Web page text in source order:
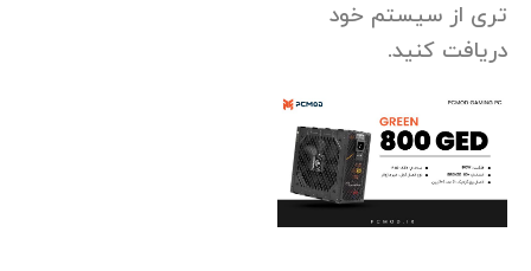
تری از سیستم خود
دریافت کنید.